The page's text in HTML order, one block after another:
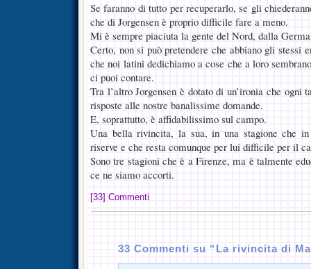
Se faranno di tutto per recuperarlo, se gli
che di Jorgensen è proprio difficile fare a meno.
Mi è sempre piaciuta la gente del Nord, dalla
Certo, non si può pretendere che abbiano gli stessi
che noi latini dedichiamo a cose che a loro
ci puoi contare.
Tra l’altro Jorgensen è dotato di un’ironia che ogni
risposte alle nostre banalissime domande.
E, soprattutto, è affidabilissimo sul campo.
Una bella rivincita, la sua, in una stagione che
riserve e che resta comunque per lui difficile per il
Sono tre stagioni che è a Firenze, ma è talmente
ce ne siamo accorti.
[33] Commenti
33 Commenti su “La rivincita di